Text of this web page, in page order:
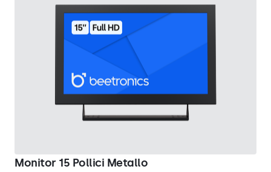
Monitor 15 Pollici Metallo